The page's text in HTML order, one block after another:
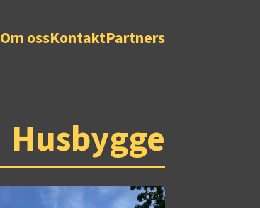
Om ossKontaktPartners
Husbygge